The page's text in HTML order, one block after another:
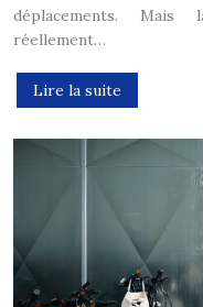
déplacements.
réellement…
Lire la suite